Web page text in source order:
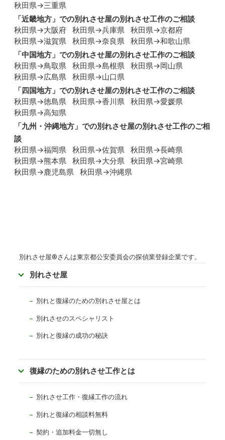
秋田県→三重県
「近畿地方 」での別れさせ屋の別れさせ工作のご相談
秋田県→大阪府
秋田県→兵庫県
秋田県→京都府
秋田県→滋賀県
秋田県→奈良県
秋田県→和歌山県
「中国地方 」での別れさせ屋の別れさせ工作のご相談
秋田県→鳥取県
秋田県→島根県
秋田県→岡山県
秋田県→広島県
秋田県→山口県
「四国地方 」での別れさせ屋の別れさせ工作のご相談
秋田県→徳島県
秋田県→香川県
秋田県→愛媛県
秋田県→高知県
「九州・沖縄地方 」での別れさせ屋の別れさせ工作のご相
談
秋田県→福岡県
秋田県→佐賀県
秋田県→長崎県
秋田県→熊本県
秋田県→大分県
秋田県→宮崎県
秋田県→鹿児島県
秋田県→沖縄県
別れさせ屋®さんは東京都公安委員会の探偵業登録企業です。
別れさせ屋
別れと復縁のための別れさせ屋とは
別れさせのスペシャリスト
別れと復縁の成功の秘訣
復縁のための別れさせ工作とは
別れさせ工作・復縁工作の流れ
別れと復縁の相談料無料
契約・追加料金一切無し